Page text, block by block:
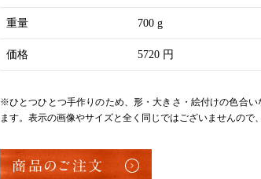
重量 700 g
価格 5720 円
※ひとつひとつ手作りのため、形・大きさ・絵付けの色合い
ます。表示の画像やサイズと全く同じではございませんので
商品のご注文